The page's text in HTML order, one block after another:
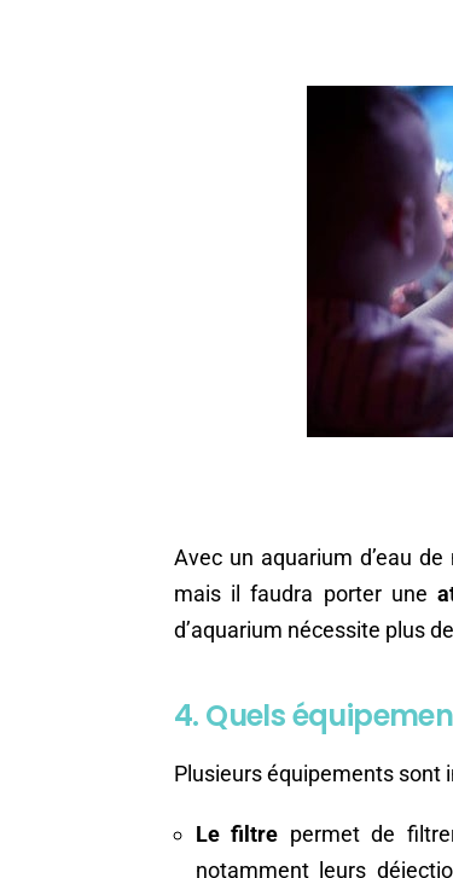
Avec un aquarium d’eau
mais il faudra porter une
d’aquarium nécessite plus
4. Quels
Plusieurs équipements sont
Le filtre permet de
notamment leurs